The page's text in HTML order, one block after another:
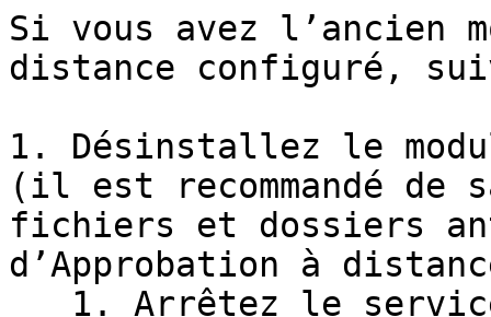
Si vous avez l’ancien
distance configuré,
1. Désinstallez le
(il est recommandé de
fichiers et dossiers
d’Approbation à